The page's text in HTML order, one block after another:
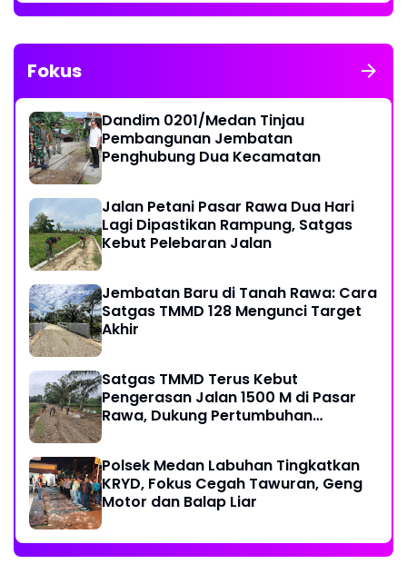
Fokus
Dandim 0201/Medan Tinjau
Pembangunan Jembatan
Penghubung Dua Kecamatan
Jalan Petani Pasar Rawa Dua Hari
Lagi Dipastikan Rampung, Satgas
Kebut Pelebaran Jalan
Jembatan Baru di Tanah Rawa: Cara
Satgas TMMD 128 Mengunci Target
Akhir
Satgas TMMD Terus Kebut
Pengerasan Jalan 1500 M di Pasar
Rawa, Dukung Pertumbuhan
Polsek Medan Labuhan Tingkatkan
KRYD, Fokus Cegah Tawuran, Geng
Motor dan Balap Liar